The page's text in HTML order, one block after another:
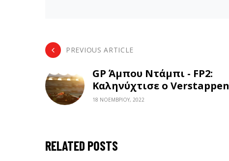
PREVIOUS ARTICLE
GP Άμπου Ντάμπι - FP2:
Καληνύχτισε ο Verstappen
18 ΝΟΕΜΒΡΊΟΥ, 2022
RELATED POSTS